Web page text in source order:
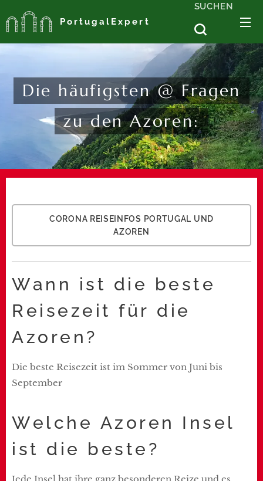
PortugalExpert
SUCHEN
Die häufigsten @ Fragen
zu den Azoren:
CORONA REISEINFOS PORTUGAL UND
AZOREN
Wann ist die beste
Reisezeit für die
Azoren?
Die beste Reisezeit ist im Sommer von Juni bis
September
Welche Azoren Insel
ist die beste?